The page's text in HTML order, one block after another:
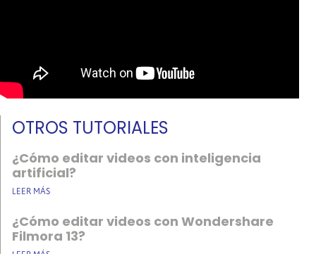
OTROS TUTORIALES
¿Cómo editar videos con inteligencia
artificial?
LEER MÁS
¿Cómo editar videos con Wondershare
Filmora 13?